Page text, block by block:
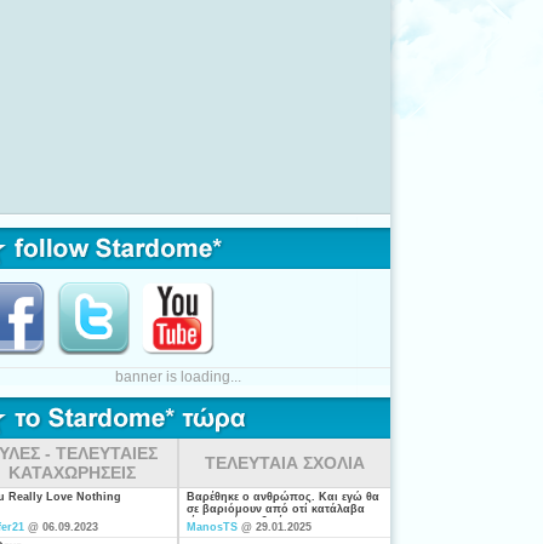
banner is loading...
- ΤΕΛΕΥΤΑΙΕΣ
ΚΑΤΑΧΩΡΗΣΕΙΣ
Really Love Nothing
@ 06.09.2023
ΤΕΛΕΥΤΑΙΑ ΣΧΟΛΙΑ
Βαρέθηκε ο ανθρώπος. Και εγώ θα
σε βαριόμουν από οτί κατάλαβα
είσαι από τις ξενέρωτες που
ψάχνουν απλά για "σύζυγο". Η
ManosTS @ 29.01.2025